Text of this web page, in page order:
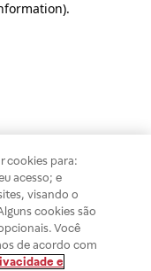
.
cookies para:
acesso; e
visando o
cookies são
Você
de acordo com
e